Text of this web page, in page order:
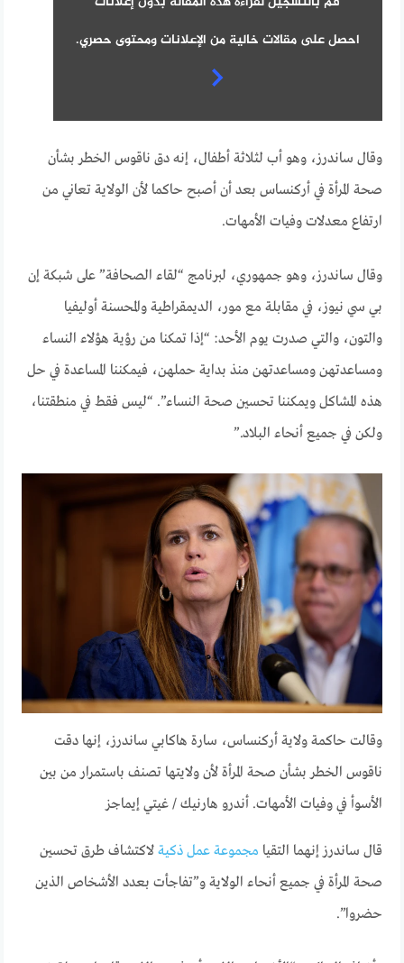
احصل على مقالات خالية من الإعلانات ومحتوى حصري.
وقال ساندرز، وهو أب لثلاثة أطفال، إنه دق ناقوس الخطر بشأن
صحة المرأة في أركنساس بعد أن أصبح حاكما لأن الولاية تعاني من
ارتفاع معدلات وفيات الأمهات.
وقال ساندرز، وهو جمهوري، لبرنامج “لقاء الصحافة” على شبكة إن
بي سي نيوز، في مقابلة مع مور، الديمقراطية والمحسنة أوليفيا
والتون، والتي صدرت يوم الأحد: “إذا تمكنا من رؤية هؤلاء النساء
ومساعدتهن ومساعدتهن منذ بداية حملهن، فيمكننا المساعدة في حل
هذه المشاكل ويمكننا تحسين صحة النساء”. “ليس فقط في منطقتنا،
ولكن في جميع أنحاء البلاد.”
وقالت حاكمة ولاية أركنساس، سارة هاكابي ساندرز، إنها دقت
ناقوس الخطر بشأن صحة المرأة لأن ولايتها تصنف باستمرار من بين
الأسوأ في وفيات الأمهات. أندرو هارنيك / غيتي إيماجز
قال ساندرز إنهما التقيا مجموعة عمل ذكية لاكتشاف طرق تحسين
صحة المرأة في جميع أنحاء الولاية و”تفاجأت بعدد الأشخاص الذين
حضروا”.